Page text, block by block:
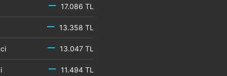
17.086 TL
13.358 TL
13.047 TL
11.494 TL